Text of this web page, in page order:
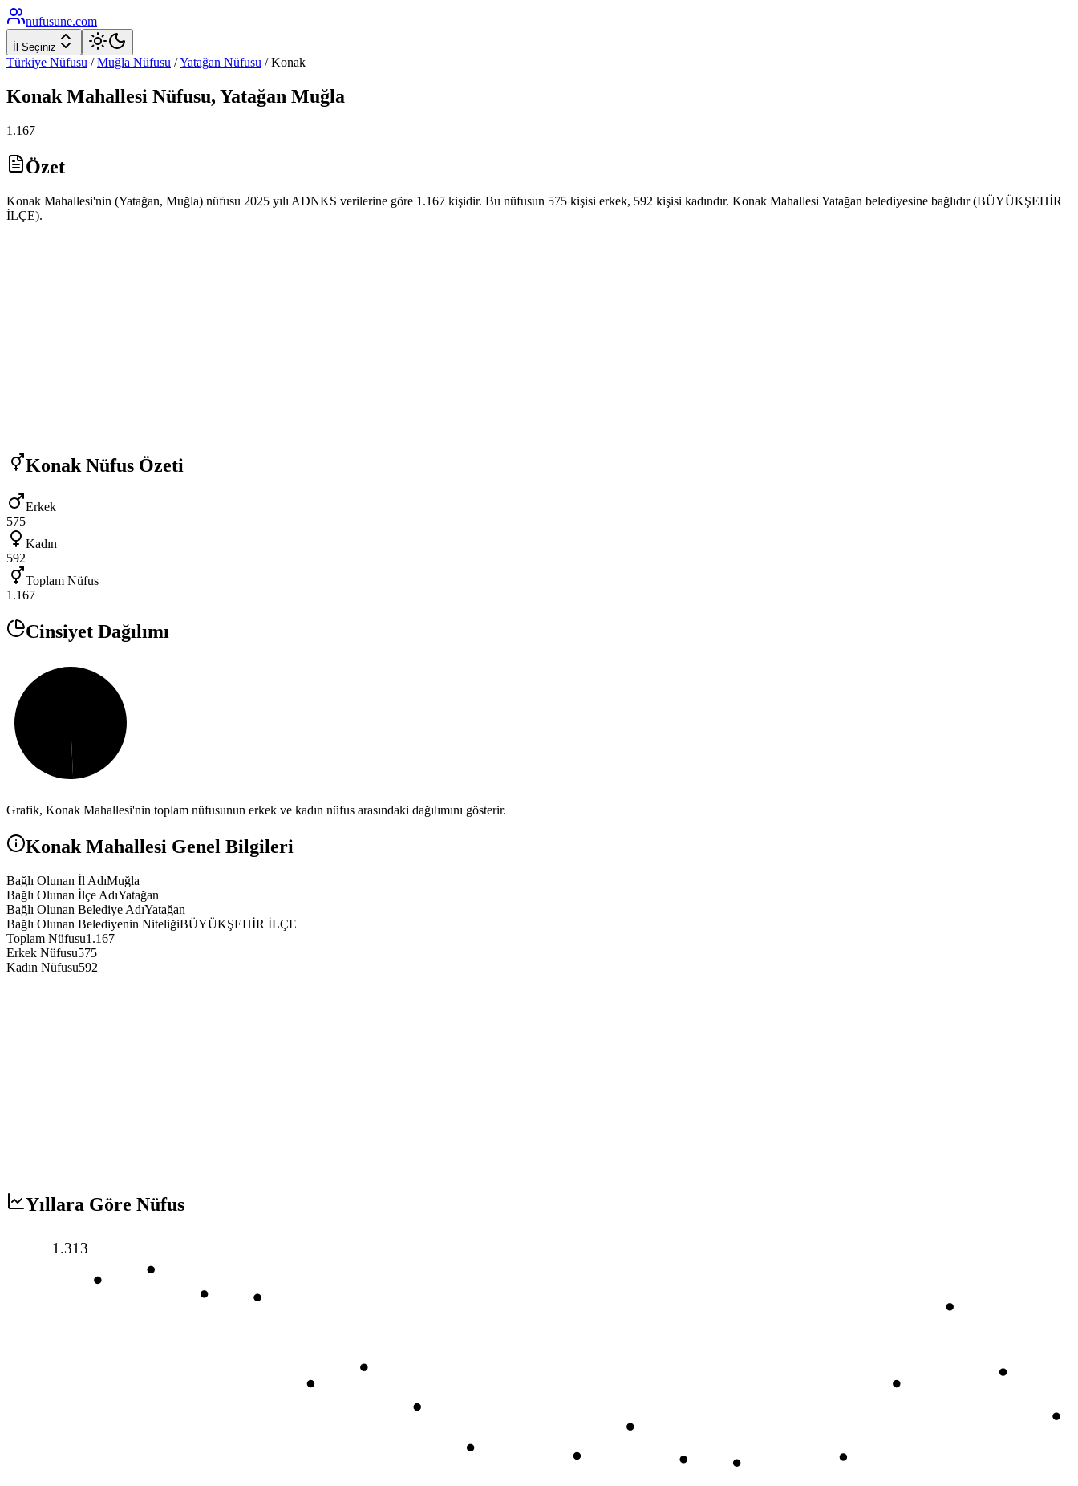
nufusune.com
İl Seçiniz
Türkiye Nüfusu / Muğla Nüfusu /Yatağan Nüfusu /Konak
Konak Mahallesi Nüfusu, Yatağan Muğla
1.167
Özet
Konak Mahallesi'nin (Yatağan, Muğla) nüfusu 2025 yılı ADNKS verilerine göre 1.167 kişidir. Bu nüfusun 575 kişisi erkek, 592 kişisi kadındır. Konak Mahallesi Yatağan belediyesine bağlıdır (BÜYÜKŞEHİR
İLÇE).
Konak Nüfus Özeti
Erkek
575
Kadın
592
Toplam Nüfus
1.167
Cinsiyet Dağılımı
Grafik, Konak Mahallesi'nin toplam nüfusunun erkek ve kadın nüfus arasındaki dağılımını gösterir.
Konak Mahallesi Genel Bilgileri
Bağlı Olunan İl AdıMuğla
Bağlı Olunan İlçe AdıYatağan
Bağlı Olunan Belediye AdıYatağan
Bağlı Olunan Belediyenin NiteliğiBÜYÜKŞEHİR İLÇE
Toplam Nüfusu1.167
Erkek Nüfusu575
Kadın Nüfusu592
Yıllara Göre Nüfus
1.313